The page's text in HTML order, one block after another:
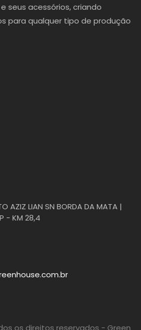
seus acessórios, criando
para qualquer tipo de produção
AZIZ LIAN SN BORDA DA MATA |
- KM 28,4
os direitos reservados - Green